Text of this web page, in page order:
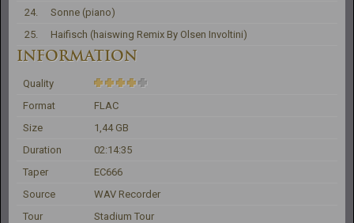
24.
Sonne (piano)
25.
Haifisch (haiswing Remix By Olsen Involtini)
INFORMATION
Quality
Format
FLAC
Size
1,44 GB
Duration
02:14:35
Taper
EC666
Source
WAV Recorder
Tour
Stadium Tour